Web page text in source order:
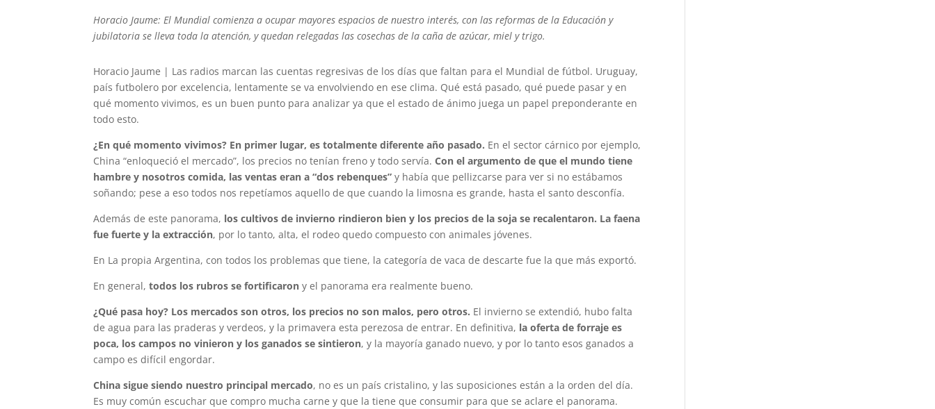
Horacio Jaume: El Mundial comienza a ocupar mayores espacios de nuestro interés, con las reformas de la Educación y
jubilatoria se lleva toda la atención, y quedan relegadas las cosechas de la caña de azúcar, miel y trigo.
Horacio Jaume | Las radios marcan las cuentas regresivas de los días que faltan para el Mundial de fútbol. Uruguay,
país futbolero por excelencia, lentamente se va envolviendo en ese clima. Qué está pasado, qué puede pasar y en
qué momento vivimos, es un buen punto para analizar ya que el estado de ánimo juega un papel preponderante en
todo esto.
¿En qué momento vivimos? En primer lugar, es totalmente diferente año pasado. En el sector cárnico por ejemplo,
China “enloqueció el mercado”, los precios no tenían freno y todo servía.Con el argumento de que el mundo tiene
hambre y nosotros comida, las ventas eran a “dos rebenques” y había que pellizcarse para ver si no estábamos
soñando; pese a eso todos nos repetíamos aquello de que cuando la limosna es grande, hasta el santo desconfía.
Además de este panorama, los cultivos de invierno rindieron bien y los precios de la soja se recalentaron. La faena
fue fuerte y la extracción, por lo tanto, alta, el rodeo quedo compuesto con animales jóvenes.
En La propia Argentina, con todos los problemas que tiene, la categoría de vaca de descarte fue la que más exportó.
En general,todos los rubros se fortificaron y el panorama era realmente bueno.
¿Qué pasa hoy? Los mercados son otros, los precios no son malos, pero otros. El invierno se extendió, hubo falta
de agua para las praderas y verdeos, y la primavera esta perezosa de entrar. En definitiva, la oferta de forraje es
poca, los campos no vinieron y los ganados se sintieron, y la mayoría ganado nuevo, y por lo tanto esos ganados a
campo es difícil engordar.
China sigue siendo nuestro principal mercado, no es un país cristalino, y las suposiciones están a la orden del día.
Es muy común escuchar que compro mucha carne y que la tiene que consumir para que se aclare el panorama.